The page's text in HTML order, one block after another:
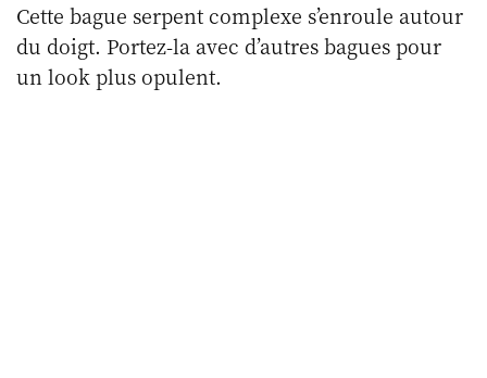
Cette bague serpent complexe s’enroule autour
du doigt. Portez-la avec d’autres bagues pour
un look plus opulent.